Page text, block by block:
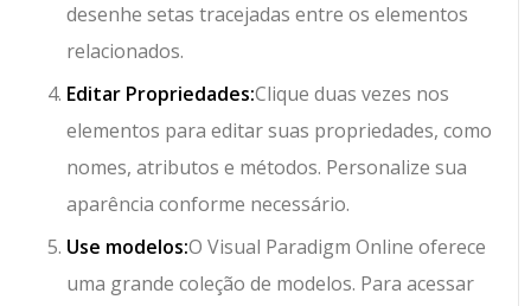
desenhe setas tracejadas entre os elementos
relacionados.
Editar Propriedades:Clique duas vezes nos
elementos para editar suas propriedades, como
nomes, atributos e métodos. Personalize sua
aparência conforme necessário.
Use modelos:O Visual Paradigm Online oferece
uma grande coleção de modelos. Para acessar